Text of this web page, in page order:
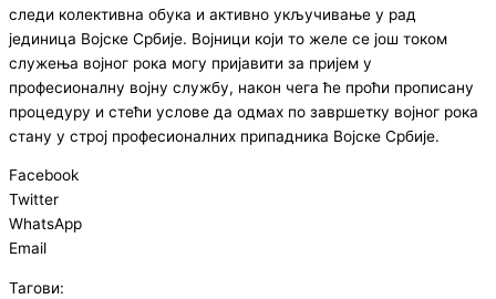
следи колективна обука и активно укључивање у рад
јединица Војске Србије. Војници који то желе се још током
служења војног рока могу пријавити за пријем у
професионалну војну службу, након чега ће проћи прописану
процедуру и стећи услове да одмах по завршетку војног рока
стану у строј професионалних припадника Војске Србије.
Facebook
Twitter
WhatsApp
Email
Тагови: